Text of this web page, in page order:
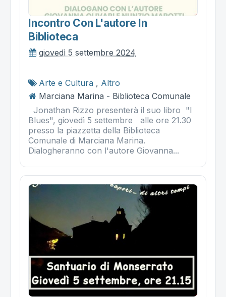
Incontro Con L'autore In
Biblioteca
giovedì 5 settembre 2024
Arte e Cultura , Altro
Marciana Marina - Biblioteca Comunale
Jonathan Rizzo presenterà il suo libro "I
Blues", giovedì 5 settembre alle ore 21.30
presso la piazzetta della Biblioteca
Comunale di Marciana Marina.
Dialogheranno con l'autore Giovanna...